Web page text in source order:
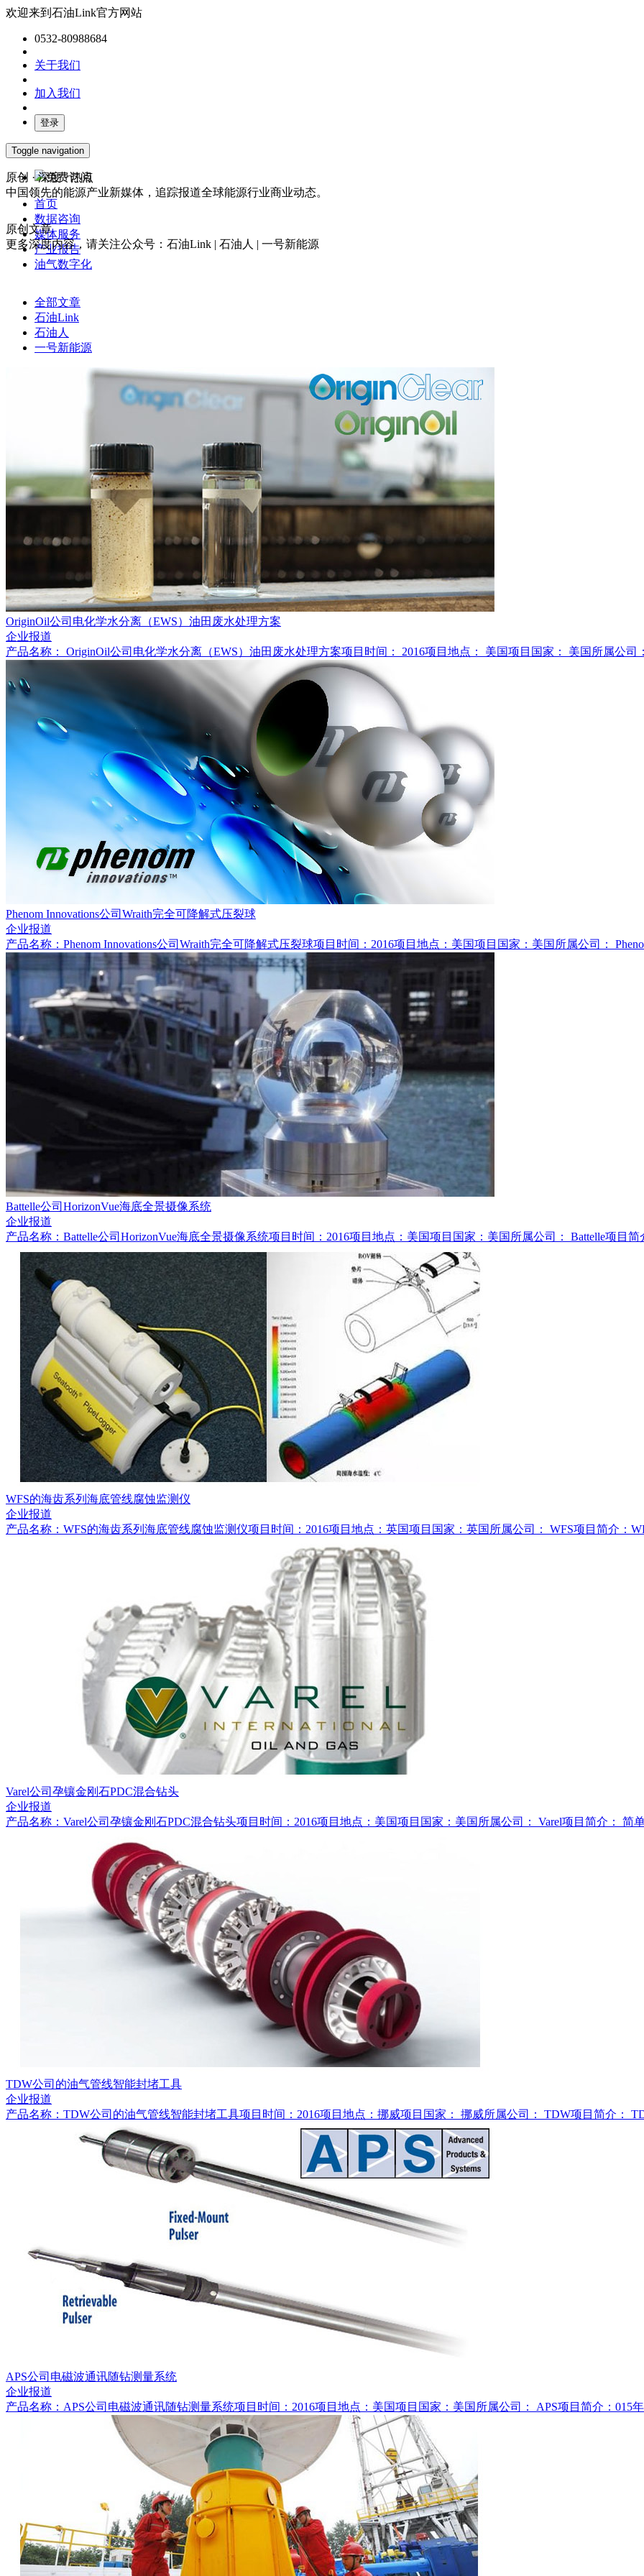
欢迎来到石油Link官方网站
0532-80988684
关于我们
加入我们
登录
Toggle navigation
免费订阅
首页
数据咨询
媒体服务
产业报告
油气数字化
原创 · 深度 · 热点
中国领先的能源产业新媒体，追踪报道全球能源行业商业动态。
原创文章
更多深度内容，请关注公众号：石油Link | 石油人 | 一号新能源
全部文章
石油Link
石油人
一号新能源
OriginOil公司电化学水分离（EWS）油田废水处理方案
企业报道
产品名称： OriginOil公司电化学水分离（EWS）油田废水处理方案项目时间： 2016项目地点： 美国项目国家： 美国所属公司
Phenom Innovations公司Wraith完全可降解式压裂球
企业报道
产品名称：Phenom Innovations公司Wraith完全可降解式压裂球项目时间：2016项目地点：美国项目国家：美国所属公司：
Battelle公司HorizonVue海底全景摄像系统
企业报道
产品名称：Battelle公司HorizonVue海底全景摄像系统项目时间：2016项目地点：美国项目国家：美国所属公司： Battelle项目简
WFS的海齿系列海底管线腐蚀监测仪
企业报道
产品名称：WFS的海齿系列海底管线腐蚀监测仪项目时间：2016项目地点：英国项目国家：英国所属公司： WFS项目简介：
Varel公司孕镶金刚石PDC混合钻头
企业报道
产品名称：Varel公司孕镶金刚石PDC混合钻头项目时间：2016项目地点：美国项目国家：美国所属公司： Varel项目简介： 简
TDW公司的油气管线智能封堵工具
企业报道
产品名称：TDW公司的油气管线智能封堵工具项目时间：2016项目地点：挪威项目国家： 挪威所属公司： TDW项目简介：
APS公司电磁波通讯随钻测量系统
企业报道
产品名称：APS公司电磁波通讯随钻测量系统项目时间：2016项目地点：美国项目国家：美国所属公司： APS项目简介：015